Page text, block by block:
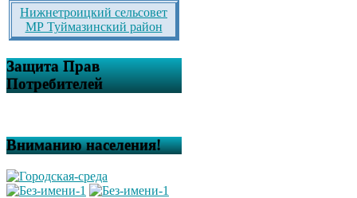
Нижнетроицкий сельсовет
МР Туймазинский район
Защита Прав
Потребителей
Вниманию населения!